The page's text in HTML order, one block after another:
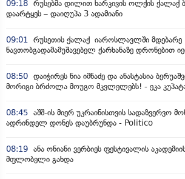
09:18 რუსებმა დილით ხარკივის ოლქის
დაარტყეს – დაიღუპა 3 ადამიანი
09:01 რუსეთის ქალაქ იაროსლავლში მდებარე
ნავთობგადამამუშავებელ ქარხანაზე დრონებით
08:50 დაიჭირეს ნია იმნაძე და ანასტასია
მორიგი ბრძოლა მოუგო მკვლელებს! - ეკა
08:45 აშშ-ის მიერ უკრაინისთვის სადაზვერვო
ადრინდელ დონეს დაუბრუნდა - Politico
08:19 ანა ონიანი ვერბიეს ფესტივალის
მფლობელი გახდა